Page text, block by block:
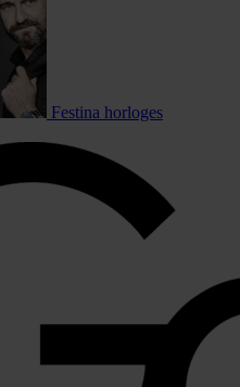
Festina horloges